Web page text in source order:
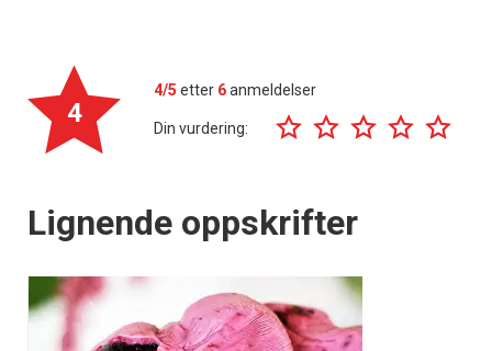
4
4/5 etter 6anmeldelser
Din vurdering:
Lignende oppskrifter